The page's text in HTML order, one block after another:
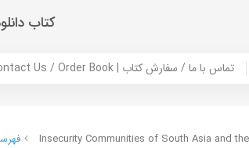
کتاب
Contact Us / Order Book | تماس با ما / سفارش کتاب
Insecurity Communities of South Asia and